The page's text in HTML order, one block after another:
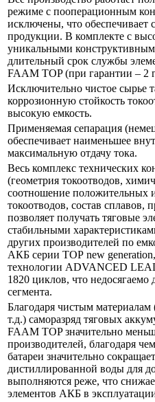
режиме с пооперационным
исключены, что обеспечивает
продукции. В комплекте с
уникальными
длительный срок службы
FAAM TOP (при гарантии – 2
Исключительно чистое сырье
коррозионную стойкость
высокую емкость.
Применяемая сепарация
обеспечивает наименьшее
максимальную отдачу тока.
Весь комплекс технических
(геометрия токоотводов,
соотношение положительных
токоотводов, состав сплавов,
позволяет получать тяговые
стабильными
других производителей по
АКБ серии ТОР new
технологии ADVANCED
1820 циклов, что
сегмента.
Благодаря чистым материалам
т.д.) саморазряд тяговых
FAAM TOP значительно
производителей, благодаря
батареи значительно
дистиллированной воды для
выполняются реже, что
элементов АКБ в